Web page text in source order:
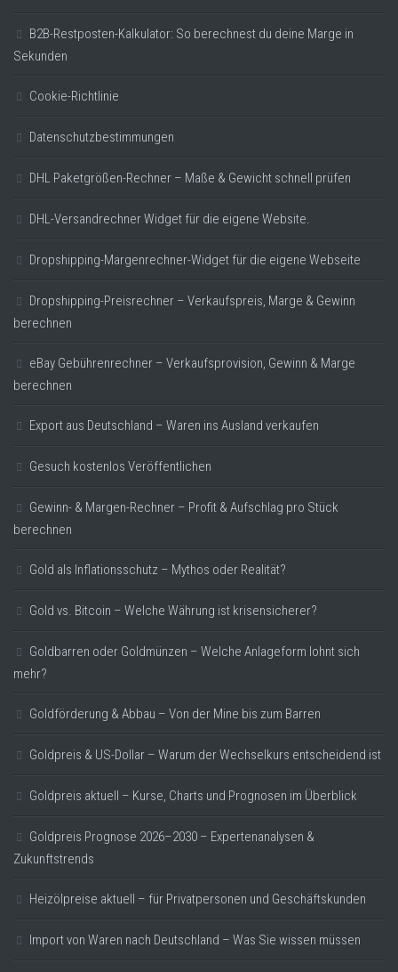
B2B-Restposten-Kalkulator: So berechnest du deine Marge in
Sekunden
Cookie-Richtlinie
Datenschutzbestimmungen
DHL Paketgrößen-Rechner – Maße & Gewicht schnell prüfen
DHL-Versandrechner Widget für die eigene Website.
Dropshipping-Margenrechner-Widget für die eigene Webseite
Dropshipping-Preisrechner – Verkaufspreis, Marge & Gewinn
berechnen
eBay Gebührenrechner – Verkaufsprovision, Gewinn & Marge
berechnen
Export aus Deutschland – Waren ins Ausland verkaufen
Gesuch kostenlos Veröffentlichen
Gewinn- & Margen-Rechner – Profit & Aufschlag pro Stück
berechnen
Gold als Inflationsschutz – Mythos oder Realität?
Gold vs. Bitcoin – Welche Währung ist krisensicherer?
Goldbarren oder Goldmünzen – Welche Anlageform lohnt sich
mehr?
Goldförderung & Abbau – Von der Mine bis zum Barren
Goldpreis & US-Dollar – Warum der Wechselkurs entscheidend ist
Goldpreis aktuell – Kurse, Charts und Prognosen im Überblick
Goldpreis Prognose 2026–2030 – Expertenanalysen &
Zukunftstrends
Heizölpreise aktuell – für Privatpersonen und Geschäftskunden
Import von Waren nach Deutschland – Was Sie wissen müssen